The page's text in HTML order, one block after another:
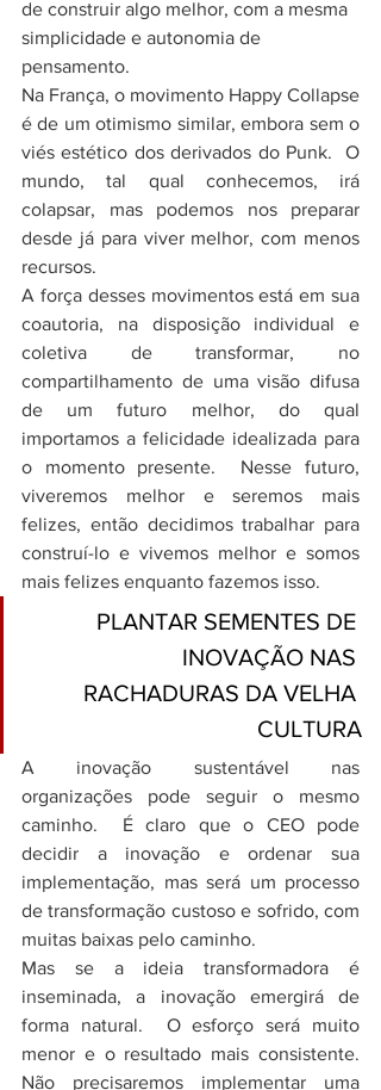
de construir algo melhor, com a mesma
simplicidade e autonomia de
pensamento.
Na França, o movimento Happy Collapse
é de um otimismo similar, embora sem o
viés estético dos derivados do Punk.  O
mundo, tal qual conhecemos, irá
colapsar, mas podemos nos preparar
desde já para viver melhor, com menos
recursos.
A força desses movimentos está em sua
coautoria, na disposição individual e
coletiva de transformar, no
compartilhamento de uma visão difusa
de um futuro melhor, do qual
importamos a felicidade idealizada para
o momento presente.  Nesse futuro,
viveremos melhor e seremos mais
felizes, então decidimos trabalhar para
construí-lo e vivemos melhor e somos
mais felizes enquanto fazemos isso.
PLANTAR SEMENTES DE
INOVAÇÃO NAS
RACHADURAS DA VELHA
CULTURA
A inovação sustentável nas
organizações pode seguir o mesmo
caminho.  É claro que o CEO pode
decidir a inovação e ordenar sua
implementação, mas será um processo
de transformação custoso e sofrido, com
muitas baixas pelo caminho.
Mas se a ideia transformadora é
inseminada, a inovação emergirá de
forma natural.  O esforço será muito
menor e o resultado mais consistente.
Não precisaremos implementar uma